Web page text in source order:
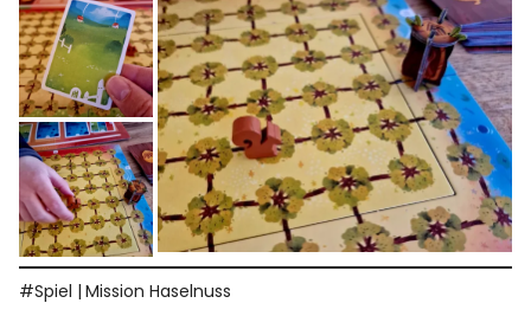
#Spiel | Mission Haselnuss